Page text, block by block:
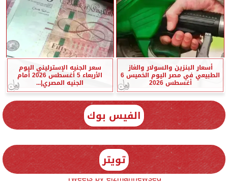
أسعار البنزين والسولار والغاز
الطبيعي في مصر اليوم الخميس 6
أغسطس 2026
سعر الجنيه الإسترليني اليوم
الأربعاء 5 أغسطس 2026 أمام
الجنيه المصري|...
الفيس بوك
تويتر
Tweets by elzmannewseg